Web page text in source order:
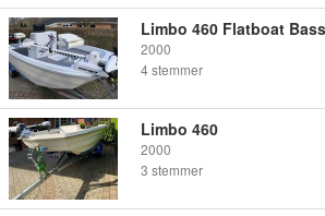
Limbo 460 Flatboat
2000
4 stemmer
Limbo 460
2000
3 stemmer